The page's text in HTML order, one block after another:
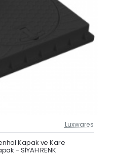
Güncel Fiyat
Luxwares
Kapak ve Kare
- SİYAH RENK